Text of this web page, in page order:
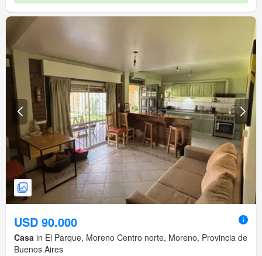
USD 90.000
Casa in El Parque, Moreno Centro norte, Moreno, Provincia de
Buenos Aires